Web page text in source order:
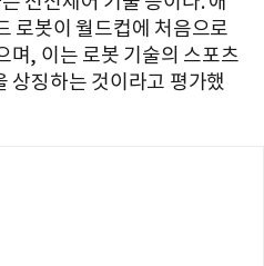
로봇이 월드컵에 처음으로
며, 이는 로봇 기술의 스포츠
상징하는 것이라고 평가했